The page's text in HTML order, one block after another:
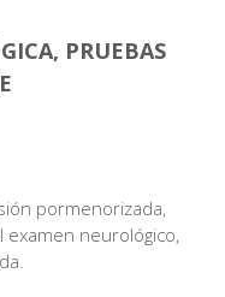
PRUEBAS
pormenorizada,
neurológico,